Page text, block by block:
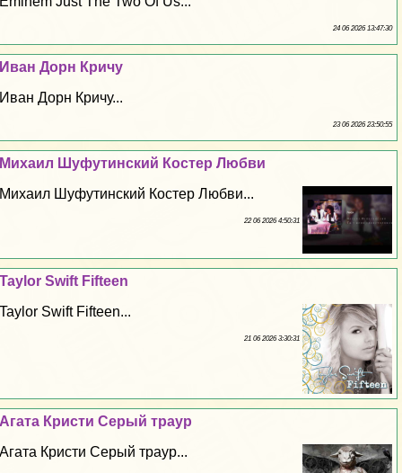
24 06 2026 13:47:30
Иван Дорн Кричу
Иван Дорн Кричу...
23 06 2026 23:50:55
Михаил Шуфутинский Костер Любви
Михаил Шуфутинский Костер Любви...
22 06 2026 4:50:31
Taylor Swift Fifteen
Taylor Swift Fifteen...
21 06 2026 3:30:31
Агата Кристи Серый траур
Агата Кристи Серый траур...